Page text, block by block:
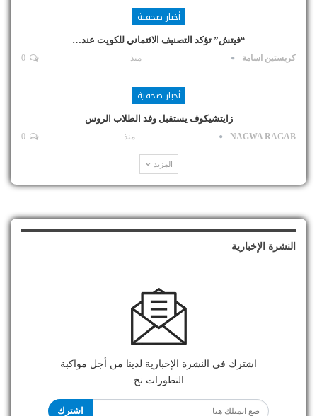
أخبار صحفية
“فيتش” تؤكد التصنيف الائتماني للكويت عند…
كريستين اسامة منذ
أخبار صحفية
زايتشيكوف يستقبل وفد الطلاب الروس
NAGWA RAGAB منذ
المزيد
النشرة الإخبارية
اشترك في النشرة الإخبارية لدينا من أجل مواكبة
التطورات.نخ
اشترك